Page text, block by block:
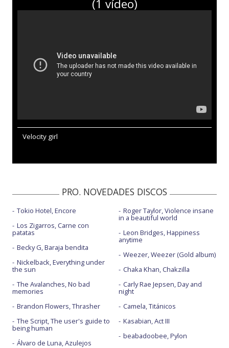
(1 vídeo)
Velocity girl
PRO. NOVEDADES DISCOS
Tokio Hotel, Encore
Los Zigarros, Carne con
patatas
Becky G, Baraja bendita
Nickelback, Everything under
the sun
The Avalanches, No bad
memories
Brandon Flowers, Thrasher
The Script, The user's guide to
being human
Álvaro de Luna, Azulejos
Roger Taylor, Violence insane
in a beautiful world
Leon Bridges, Happiness
anytime
Weezer, Weezer (Gold album)
Chaka Khan, Chakzilla
Carly Rae Jepsen, Day and
night
Camela, Titánicos
Kasabian, Act III
beabadoobee, Pylon